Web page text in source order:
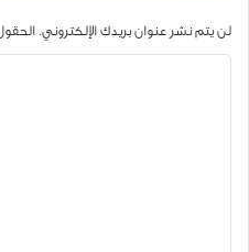
لن يتم نشر عنوان بريدك الإلكتروني. الحقول